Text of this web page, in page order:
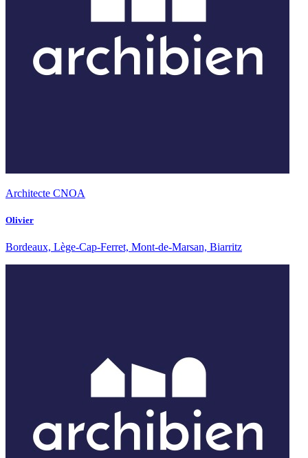
Architecte CNOA
Olivier
Bordeaux, Lège-Cap-Ferret, Mont-de-Marsan, Biarritz